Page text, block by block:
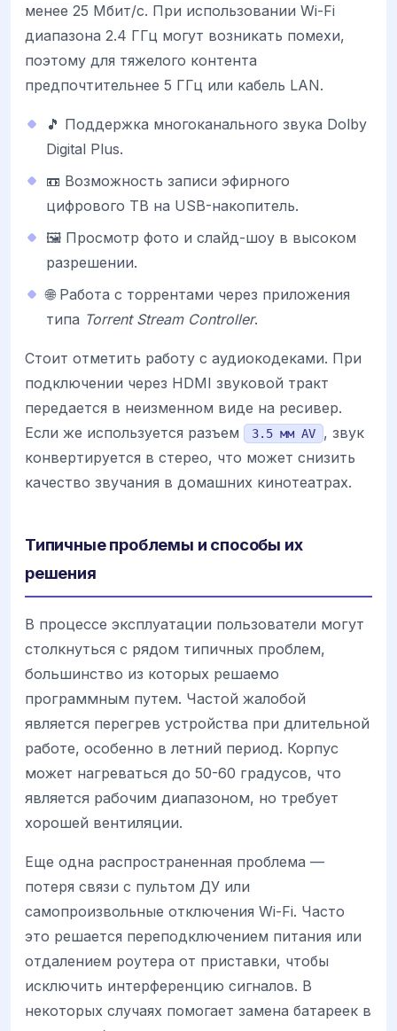
менее 25 Мбит/с. При использовании Wi-Fi
диапазона 2.4 ГГц могут возникать помехи,
поэтому для тяжелого контента
предпочтительнее 5 ГГц или кабель LAN.
🎵 Поддержка многоканального звука Dolby
Digital Plus.
📼 Возможность записи эфирного
цифрового ТВ на USB-накопитель.
🖼️ Просмотр фото и слайд-шоу в высоком
разрешении.
🌐 Работа с торрентами через приложения
типа Torrent Stream Controller.
Стоит отметить работу с аудиокодеками. При
подключении через HDMI звуковой тракт
передается в неизменном виде на ресивер.
Если же используется разъем
3.5 мм AV
, звук
конвертируется в стерео, что может снизить
качество звучания в домашних кинотеатрах.
Типичные проблемы и способы их
решения
В процессе эксплуатации пользователи могут
столкнуться с рядом типичных проблем,
большинство из которых решаемо
программным путем. Частой жалобой
является перегрев устройства при длительной
работе, особенно в летний период. Корпус
может нагреваться до 50-60 градусов, что
является рабочим диапазоном, но требует
хорошей вентиляции.
Еще одна распространенная проблема —
потеря связи с пультом ДУ или
самопроизвольные отключения Wi-Fi. Часто
это решается переподключением питания или
отдалением роутера от приставки, чтобы
исключить интерференцию сигналов. В
некоторых случаях помогает замена батареек в